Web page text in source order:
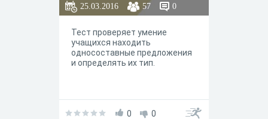
25.03.2016 57 0
Тест проверяет умение
учащихся находить
односоставные предложения
и определять их тип.
0 0